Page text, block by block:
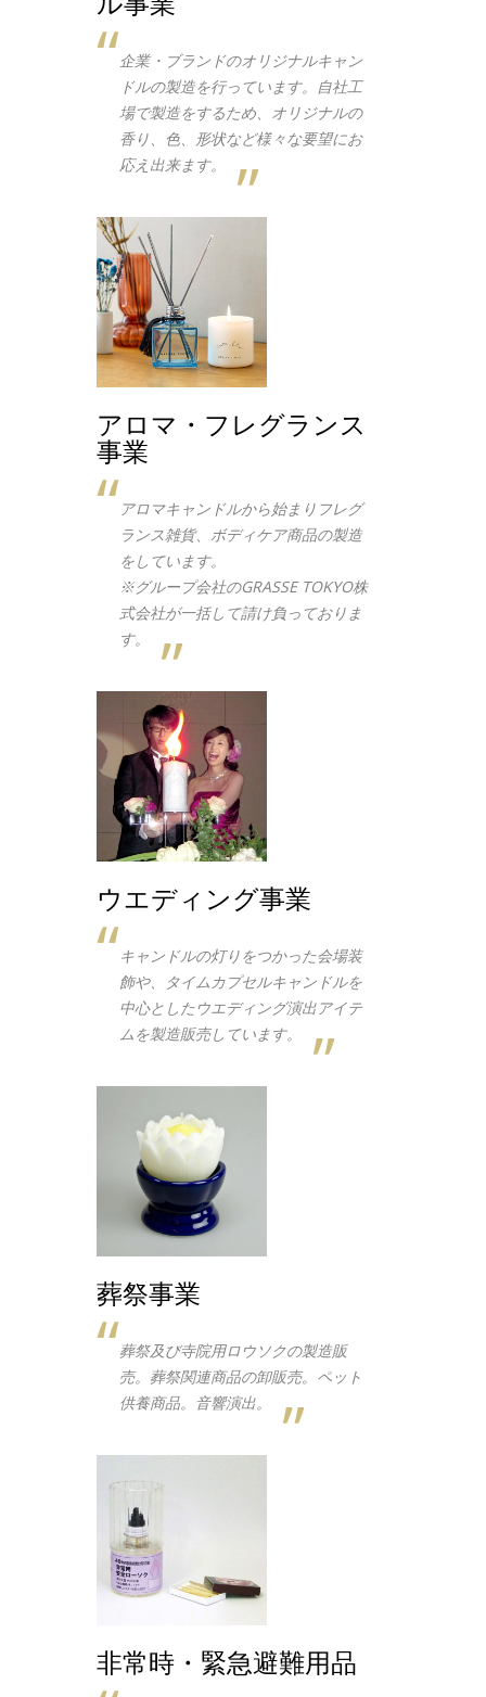
企業・ブランドのオリジナルキャン
ドルの製造を行っています。自社工
場で製造をするため、オリジナルの
香り、色、形状など様々な要望にお
応え出来ます。
アロマ・フレグランス
事業
アロマキャンドルから始まりフレグ
ランス雑貨、ボディケア商品の製造
をしています。
※グループ会社のGRASSE TOKYO株
式会社が一括して請け負っておりま
す。
ウエディング事業
キャンドルの灯りをつかった会場装
飾や、タイムカプセルキャンドルを
中心としたウエディング演出アイテ
ムを製造販売しています。
葬祭事業
葬祭及び寺院用ロウソクの製造販
売。葬祭関連商品の卸販売。ペット
供養商品。音響演出。
非常時・緊急避難用品